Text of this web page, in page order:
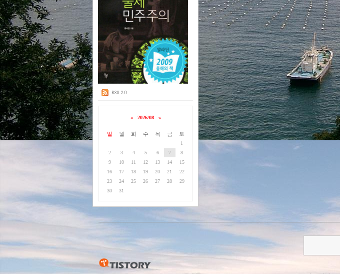
« 2026/08 »
일 월 화 수 목 금 토
1
2
3 4 5 6 7
8
9
10 11 12 13 14
15
16
17 18 19 20 21
22
23
24 25 26 27 28
29
30
31